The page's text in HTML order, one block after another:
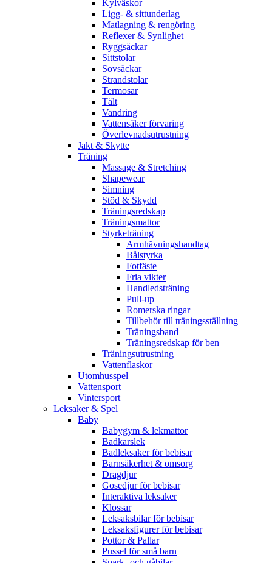
Kylväskor
Ligg- & sittunderlag
Matlagning & rengöring
Reflexer & Synlighet
Ryggsäckar
Sittstolar
Sovsäckar
Strandstolar
Termosar
Tält
Vandring
Vattensäker förvaring
Överlevnadsutrustning
Jakt & Skytte
Träning
Massage & Stretching
Shapewear
Simning
Stöd & Skydd
Träningsredskap
Träningsmattor
Styrketräning
Armhävningshandtag
Bålstyrka
Fotfäste
Fria vikter
Handledsträning
Pull-up
Romerska ringar
Tillbehör till träningsställning
Träningsband
Träningsredskap för ben
Träningsutrustning
Vattenflaskor
Utomhusspel
Vattensport
Vintersport
Leksaker & Spel
Baby
Babygym & lekmattor
Badkarslek
Badleksaker för bebisar
Barnsäkerhet & omsorg
Dragdjur
Gosedjur för bebisar
Interaktiva leksaker
Klossar
Leksaksbilar för bebisar
Leksaksfigurer för bebisar
Pottor & Pallar
Pussel för små barn